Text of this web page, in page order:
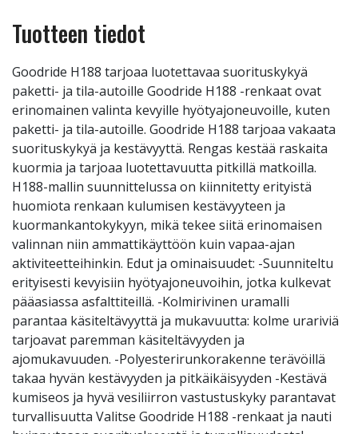
Tuotteen tiedot
Goodride H188 tarjoaa luotettavaa suorituskykyä
paketti- ja tila-autoille Goodride H188 -renkaat ovat
erinomainen valinta kevyille hyötyajoneuvoille, kuten
paketti- ja tila-autoille. Goodride H188 tarjoaa vakaata
suorituskykyä ja kestävyyttä. Rengas kestää raskaita
kuormia ja tarjoaa luotettavuutta pitkillä matkoilla.
H188-mallin suunnittelussa on kiinnitetty erityistä
huomiota renkaan kulumisen kestävyyteen ja
kuormankantokykyyn, mikä tekee siitä erinomaisen
valinnan niin ammattikäyttöön kuin vapaa-ajan
aktiviteetteihinkin. Edut ja ominaisuudet: -Suunniteltu
erityisesti kevyisiin hyötyajoneuvoihin, jotka kulkevat
pääasiassa asfalttiteillä. -Kolmirivinen uramalli
parantaa käsiteltävyyttä ja mukavuutta: kolme urariviä
tarjoavat paremman käsiteltävyyden ja
ajomukavuuden. -Polyesterirunkorakenne terävöillä
takaa hyvän kestävyyden ja pitkäikäisyyden -Kestävä
kumiseos ja hyvä vesiliirron vastustuskyky parantavat
turvallisuutta Valitse Goodride H188 -renkaat ja nauti